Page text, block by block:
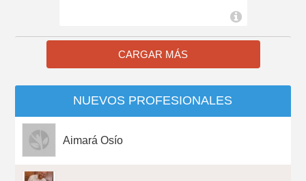
CARGAR MÁS
NUEVOS PROFESIONALES
Aimará Osío